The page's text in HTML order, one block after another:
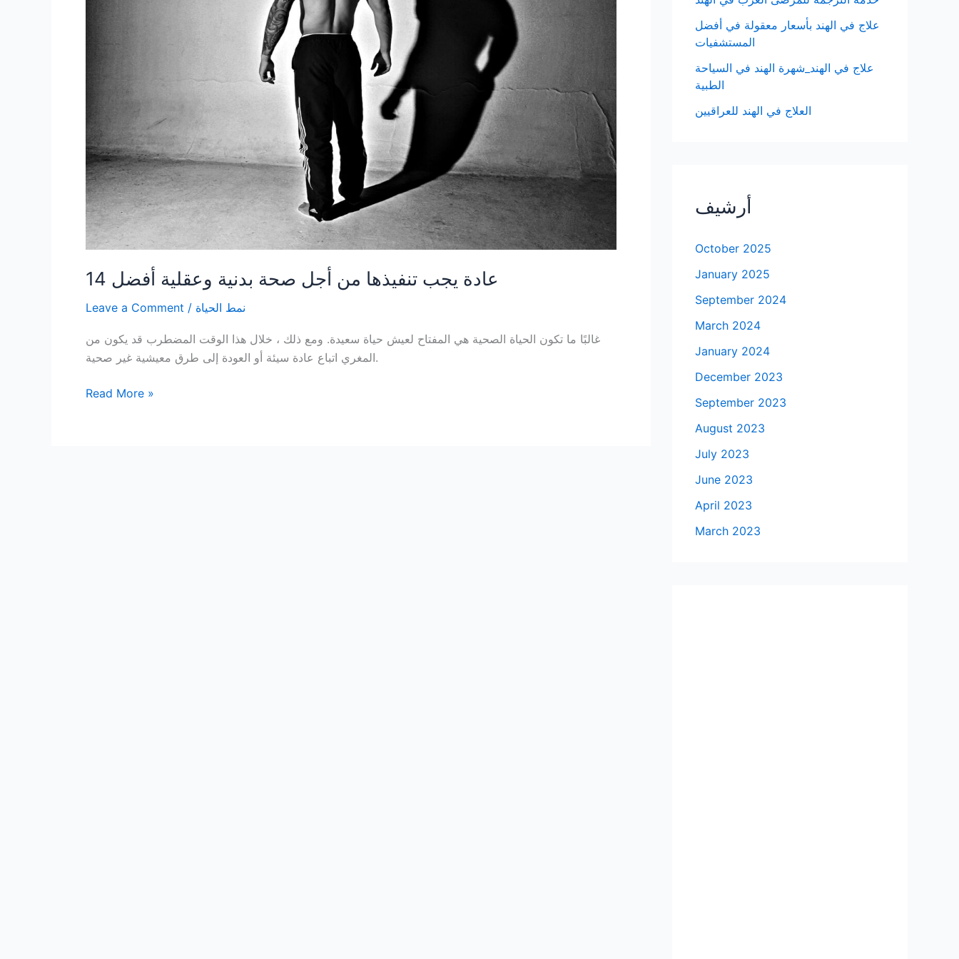
14 عادة يجب تنفيذها من أجل صحة بدنية وعقلية أفضل
Leave a Comment / نمط الحياة
غالبًا ما تكون الحياة الصحية هي المفتاح لعيش حياة سعيدة. ومع ذلك ، خلال هذا الوقت المضطرب قد يكون من
المغري اتباع عادة سيئة أو العودة إلى طرق معيشية غير صحية.
14
Read More »
علاج في الهند بأسعار معقولة في أفضل
المستشفيات
علاج في الهند_شهرة الهند في السياحة
الطبية
العلاج في الهند للعراقيين
أرشيف
October 2025
January 2025
September 2024
March 2024
January 2024
December 2023
September 2023
August 2023
July 2023
June 2023
April 2023
March 2023